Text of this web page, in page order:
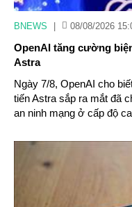
BNEWS 08/08/2026
OpenAI tăng cường
Astra
Ngày 7/8, OpenAI cho
tiến Astra sắp ra mắt đã
an ninh mạng ở cấp độ